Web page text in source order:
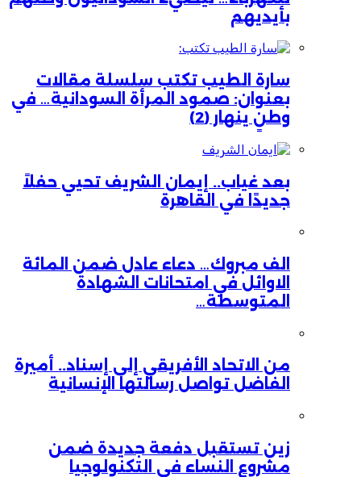
بأيديهم
سارة الطيب تكتب سلسلة مقالات
بعنوان: صمود المرأة السودانية… في
وطنٍ ينهار (2)
بعد غياب.. إيمان الشريف تحيي حفلاً
جديدًا في القاهرة
الف مبروك… دعاء عادل ضمن المائة
الاوائل في امتحانات الشهادة
المتوسطة…
من الاتحاد الأفريقي إلى إسناد.. أميرة
الفاضل تواصل رسالتها الإنسانية
زين تستقبل دفعة جديدة ضمن
مشروع النساء في التكنولوجيا